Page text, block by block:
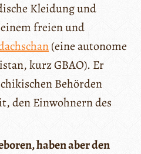
Kleidung und
freien und
(eine autonome
kurz GBAO). Er
Behörden
den Einwohnern des
haben aber den